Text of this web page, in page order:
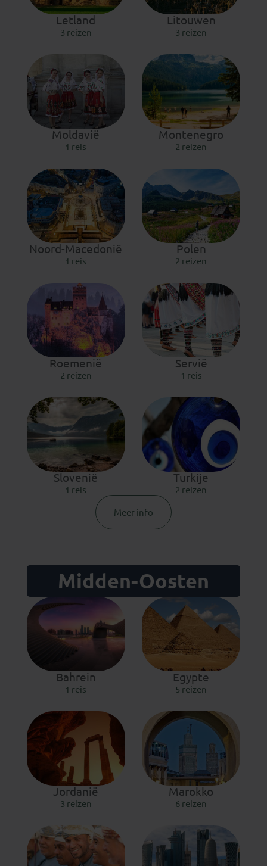
Letland
3 reizen
Litouwen
3 reizen
Moldavië
1 reis
Montenegro
2 reizen
Noord-Macedonië
1 reis
Polen
2 reizen
Roemenië
2 reizen
Servië
1 reis
Slovenië
1 reis
Turkije
2 reizen
Meer info
Midden-Oosten
Bahrein
1 reis
Egypte
5 reizen
Jordanië
3 reizen
Marokko
6 reizen